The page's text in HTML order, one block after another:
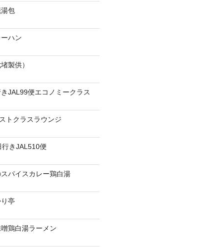
包
ハン
製供）
JAL99便エコノミークラス
トクラスラウンジ
きJAL510便
パイスカレー鶏白湯
亭
鶏白湯ラーメン